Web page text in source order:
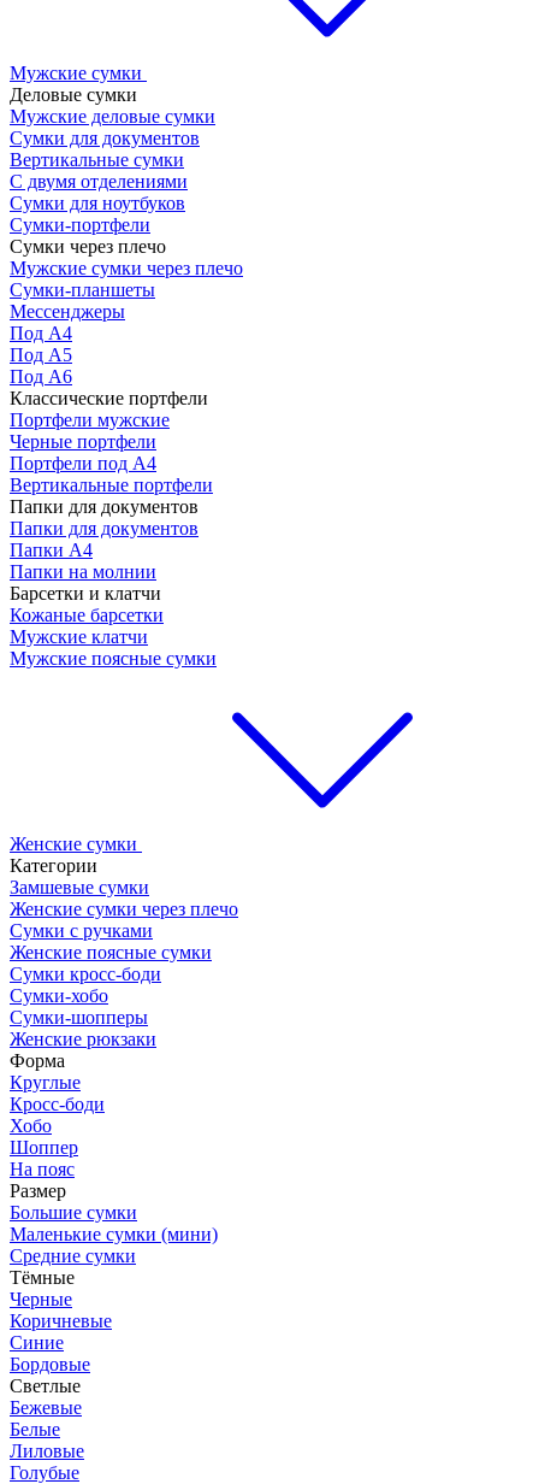
Мужские сумки
Деловые сумки
Мужские деловые сумки
Сумки для документов
Вертикальные сумки
С двумя отделениями
Сумки для ноутбуков
Сумки-портфели
Сумки через плечо
Мужские сумки через плечо
Сумки-планшеты
Мессенджеры
Под А4
Под А5
Под А6
Классические портфели
Портфели мужские
Черные портфели
Портфели под А4
Вертикальные портфели
Папки для документов
Папки для документов
Папки А4
Папки на молнии
Барсетки и клатчи
Кожаные барсетки
Мужские клатчи
Мужские поясные сумки
Женские сумки
Категории
Замшевые сумки
Женские сумки через плечо
Сумки с ручками
Женские поясные сумки
Сумки кросс-боди
Сумки-хобо
Сумки-шопперы
Женские рюкзаки
Форма
Круглые
Кросс-боди
Хобо
Шоппер
На пояс
Размер
Большие сумки
Маленькие сумки (мини)
Средние сумки
Тёмные
Черные
Коричневые
Синие
Бордовые
Светлые
Бежевые
Белые
Лиловые
Голубые